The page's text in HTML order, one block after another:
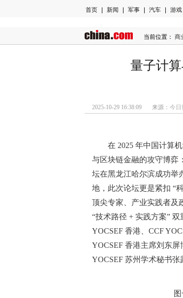
首页 新闻 军事 汽车 游戏
当前位置： 商
量子计
2025-10-29 16:38:09 来源： 今日
在 2025 年中国计算
与区块链金融的攻守博弈
坛在黑龙江哈尔滨成功举
地，此次论坛更是紧扣 “
顶尖专家、产业实践者及
“技术路径 + 实践方案”
YOCSEF 香港、CCF
YOCSEF 香港主席刘东
YOCSEF 苏州学术秘书张